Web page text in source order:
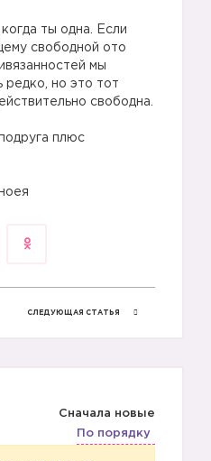
ты одна. Если
свободной ото
мы
редко, но это тот
свободна.
плюс
СЛЕДУЮЩАЯ СТАТЬЯ
Сначала новые
По порядку